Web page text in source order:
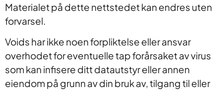
Materialet på dette nettstedet kan endres uten
forvarsel.
Voids har ikke noen forpliktelse eller ansvar
overhodet for eventuelle tap forårsaket av virus
som kan infisere ditt datautstyr eller annen
eiendom på grunn av din bruk av, tilgang til eller